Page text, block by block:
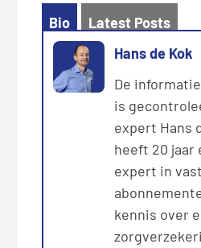
Bio
Latest Posts
Hans de Kok
De
is
expert Hans
heeft 20 jaar
expert in
kennis over